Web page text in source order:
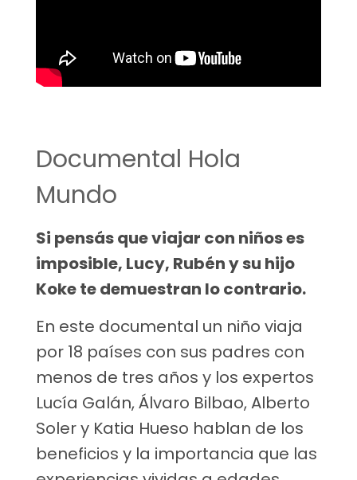
Documental Hola
Mundo
Si pensás que viajar con niños es
imposible, Lucy, Rubén y su hijo
Koke te demuestran lo contrario.
En este documental un niño viaja
por 18 países con sus padres con
menos de tres años y los expertos
Lucía Galán, Álvaro Bilbao, Alberto
Soler y Katia Hueso hablan de los
beneficios y la importancia que las